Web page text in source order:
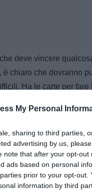
My Personal
sharing to third parties,
advertising by us,
note that after your opt-
ads based on personal
prior to your opt-
information by third
deve vincere
chiaro che dovranno
Ha le carte per fare
Nazionale. Ha fatto un
l’Inter è messa bene,